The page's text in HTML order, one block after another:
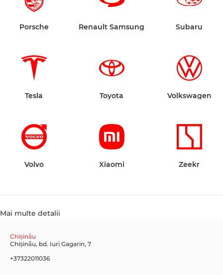
Porsche Renault Samsung Subaru
Tesla Toyota Volkswagen
Volvo Xiaomi Zeekr
Mai multe detalii
Chișinău
Chișinău, bd. Iuri Gagarin, 7
+37322011036